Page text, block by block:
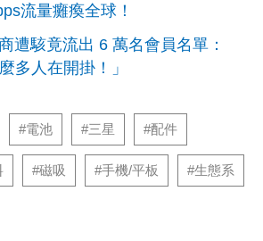
流量癱瘓全球！
遭駭竟流出 6 萬名會員名單：
多人在開掛！」
#電池 #三星 #配件
#磁吸 #手機/平板 #生態系